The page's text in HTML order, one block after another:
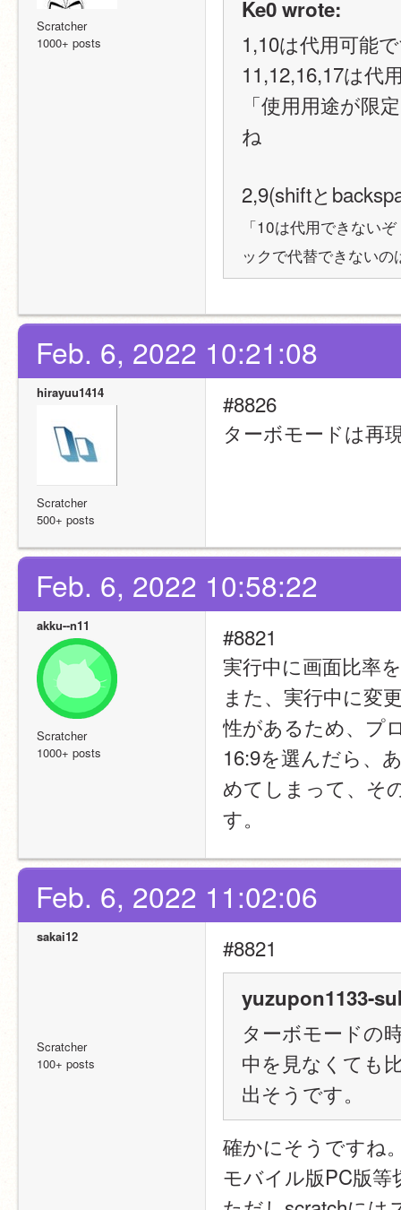
Scratcher
1000+ posts
Ke0 wrote:
1,10は代用可能
11,12,16,17は代
「使用用途が限
ね
2,9(shiftと
「10は代用できない
ックで代替できない
Feb. 6, 2022 10:21:08
hirayuu1414
Scratcher
500+ posts
#8826
ターボモードは再
Feb. 6, 2022 10:58:22
akku--n11
Scratcher
1000+ posts
#8821
実行中に画面比率
また、実行中に変
性があるため、プ
16:9を選んだら、
めてしまって、そ
す。
Feb. 6, 2022 11:02:06
sakai12
Scratcher
100+ posts
#8821
yuzupon1133-
ターボモードの
中を見なくても
出そうです。
確かにそうですね
モバイル版PC版